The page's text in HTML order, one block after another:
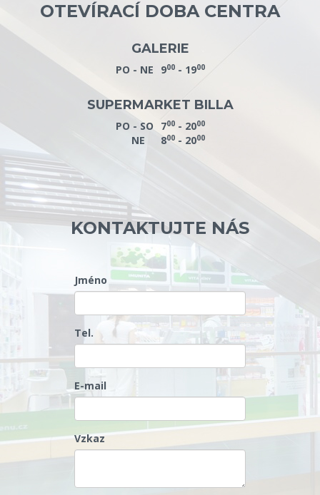
OTEVÍRACÍ DOBA CENTRA
GALERIE
PO - NE 900- 1900
SUPERMARKET BILLA
PO - SO 700- 2000
NE 800- 2000
KONTAKTUJTE NÁS
Jméno
Tel.
E-mail
Vzkaz